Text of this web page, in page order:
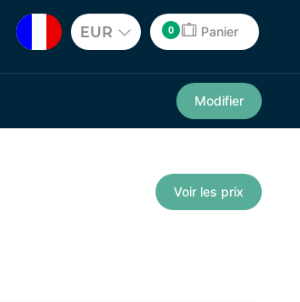
EUR 0 Panier
Modifier
Voir les prix